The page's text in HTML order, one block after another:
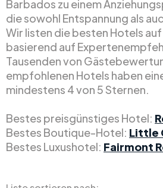
Barbados zu einem
die sowohl Entspannung als
Wir listen die besten Hotels
basierend auf
Tausenden von
empfohlenen Hotels haben
mindestens 4 von 5 Sternen.
Bestes preisgünstiges Hotel:
Bestes Boutique-Hotel: Little
Bestes Luxushotel: Fairmont